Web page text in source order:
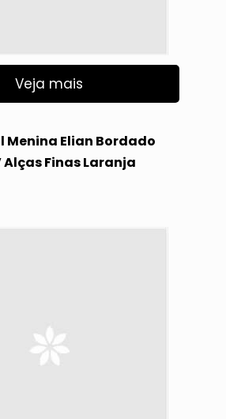
Veja mais
Elian Bordado
Alças Finas Laranja